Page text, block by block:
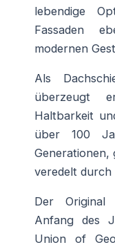
lebendige
Fassaden
modernen
Als
überzeugt
Haltbarkeit
über 100
veredelt durch
Der Original
Anfang des
Union of